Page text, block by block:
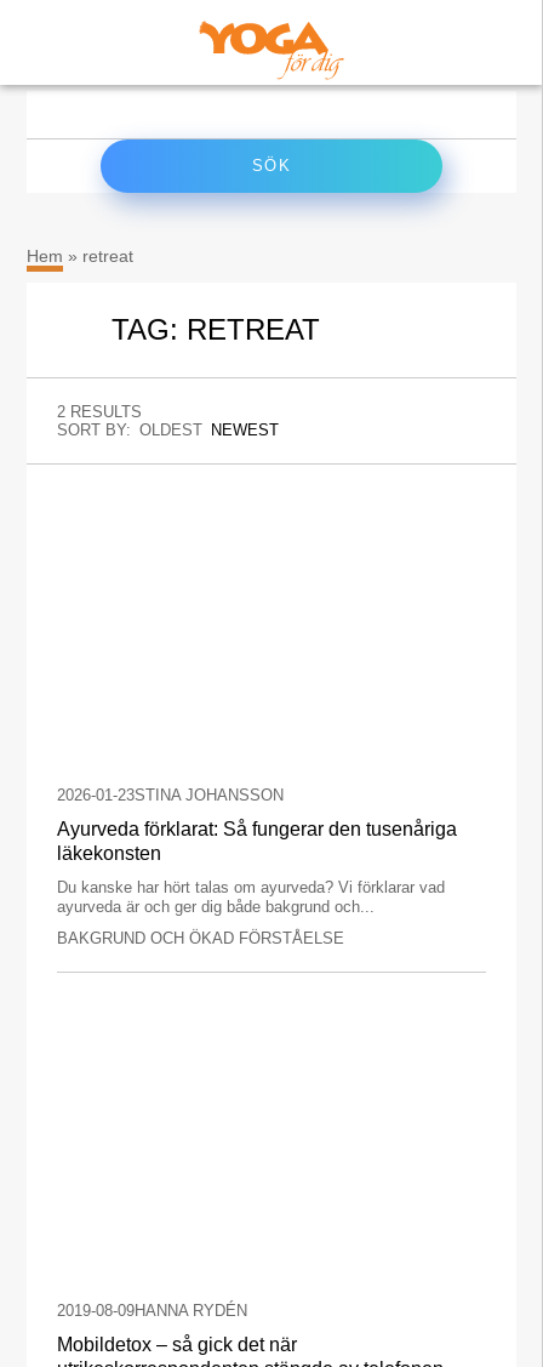
Hem » retreat
TAG: RETREAT
2 RESULTS
SORT BY: OLDEST NEWEST
2026-01-23STINA JOHANSSON
Ayurveda förklarat: Så fungerar den tusenåriga
läkekonsten
Du kanske har hört talas om ayurveda? Vi förklarar vad
ayurveda är och ger dig både bakgrund och...
BAKGRUND OCH ÖKAD FÖRSTÅELSE
2019-08-09HANNA RYDÉN
Mobildetox – så gick det när